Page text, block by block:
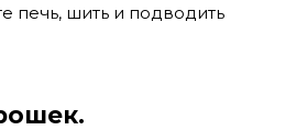
печь, шить и подводить